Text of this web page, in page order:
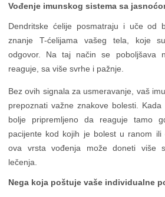
Vođenje imunskog sistema sa
Dendritske ćelije posmatraju i uče od
znanje T-ćelijama vašeg tela, koje
odgovor. Na taj način se poboljšava
reaguje, sa više svrhe i pažnje.
Bez ovih signala za usmeravanje, vaš
prepoznati važne znakove bolesti.
bolje pripremljeno da reaguje tamo
pacijente kod kojih je bolest u ranom ili
ova vrsta vođenja može doneti više
lečenja.
Nega koja poštuje vaše individualne